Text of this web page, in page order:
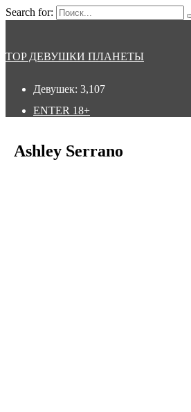
Search for:
TOP ДЕВУШКИ ПЛАНЕТЫ
Девушек: 3,107
ENTER 18+
Ashley Serrano